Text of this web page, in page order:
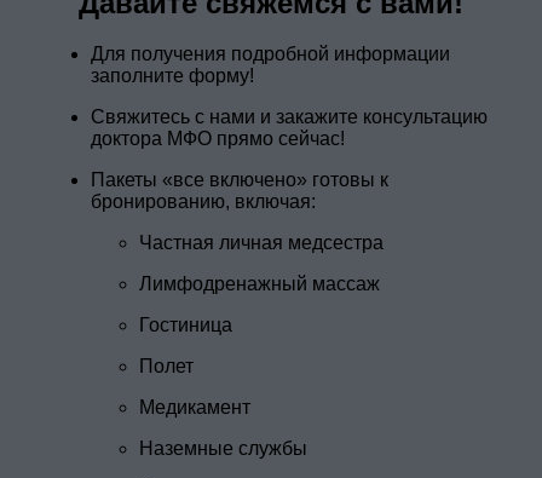
Для получения подробной информации
заполните форму!
Свяжитесь с нами и закажите консультацию
доктора МФО прямо сейчас!
Пакеты «все включено» готовы к
бронированию, включая:
Частная личная медсестра
Лимфодренажный массаж
Гостиница
Полет
Медикамент
Наземные службы